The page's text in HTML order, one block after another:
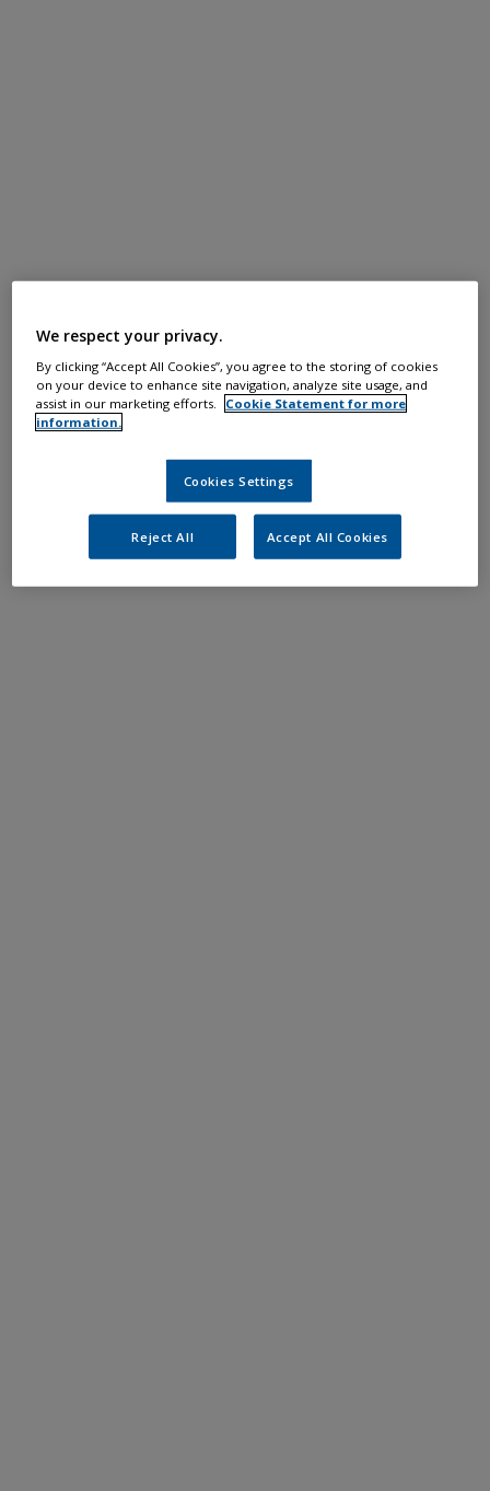
We respect your privacy.
By clicking “Accept All Cookies”, you agree to the storing of cookies
on your device to enhance site navigation, analyze site usage, and
assist in our marketing efforts.
Cookie Statement for more
information.
Cookies Settings
Reject All Accept All Cookies